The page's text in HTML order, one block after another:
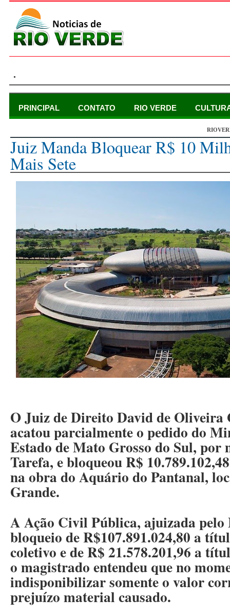
.
PRINCIPAL CONTATO RIO VERDE
Juiz Manda Bloquear R$ 10
Mais Sete
O Juiz de Direito David de Oliveira
acatou parcialmente o pedido do
Estado de Mato Grosso do Sul, por
Tarefa, e bloqueou R$
na obra do Aquário do Pantanal,
Grande.
A Ação Civil Pública, ajuizada pelo
bloqueio de R$107.891.024,80 a
coletivo e de R$ 21.578.201,96 a
o magistrado entendeu que no
indisponibilizar somente o valor
prejuízo material causado.